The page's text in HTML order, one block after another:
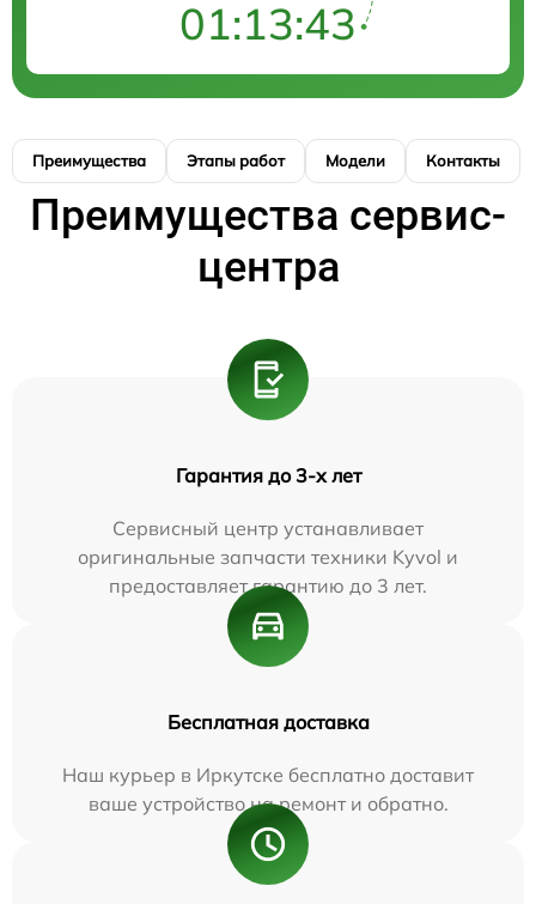
01:13:43
Преимущества Этапы работ Модели Контакты
Преимущества сервис-
центра
Гарантия до 3-х лет
Сервисный центр устанавливает
оригинальные запчасти техники Kyvol и
предоставляет гарантию до 3 лет.
Бесплатная доставка
Наш курьер в Иркутске бесплатно доставит
ваше устройство на ремонт и обратно.